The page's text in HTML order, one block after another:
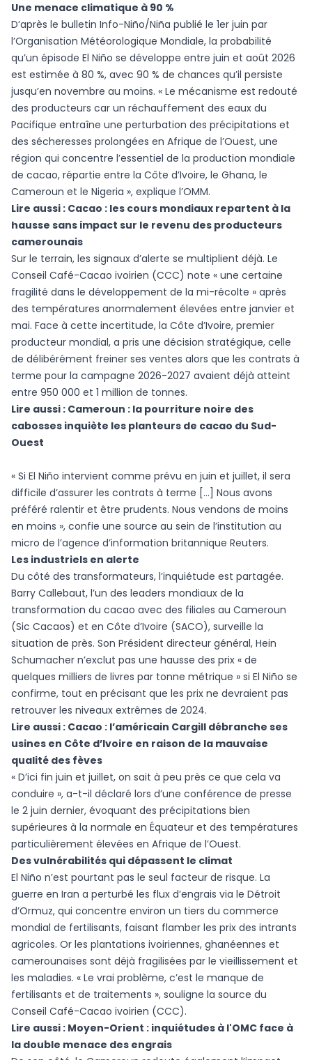
Une menace climatique à 90 %
D’après le bulletin Info-Niño/Niña publié le 1er juin par
l’Organisation Météorologique Mondiale, la probabilité
qu’un épisode El Niño se développe entre juin et août 2026
est estimée à 80 %, avec 90 % de chances qu’il persiste
jusqu’en novembre au moins. « Le mécanisme est redouté
des producteurs car un réchauffement des eaux du
Pacifique entraîne une perturbation des précipitations et
des sécheresses prolongées en Afrique de l’Ouest, une
région qui concentre l’essentiel de la production mondiale
de cacao, répartie entre la Côte d’Ivoire, le Ghana, le
Cameroun et le Nigeria », explique l’OMM.
Lire aussi : Cacao : les cours mondiaux repartent à la
hausse sans impact sur le revenu des producteurs
camerounais
Sur le terrain, les signaux d’alerte se multiplient déjà. Le
Conseil Café-Cacao ivoirien (CCC) note « une certaine
fragilité dans le développement de la mi-récolte » après
des températures anormalement élevées entre janvier et
mai. Face à cette incertitude, la Côte d’Ivoire, premier
producteur mondial, a pris une décision stratégique, celle
de délibérément freiner ses ventes alors que les contrats à
terme pour la campagne 2026-2027 avaient déjà atteint
entre 950 000 et 1 million de tonnes.
Lire aussi : Cameroun : la pourriture noire des
cabosses inquiète les planteurs de cacao du Sud-
Ouest
« Si El Niño intervient comme prévu en juin et juillet, il sera
difficile d’assurer les contrats à terme […] Nous avons
préféré ralentir et être prudents. Nous vendons de moins
en moins », confie une source au sein de l’institution au
micro de l’agence d’information britannique Reuters.
Les industriels en alerte
Du côté des transformateurs, l’inquiétude est partagée.
Barry Callebaut, l’un des leaders mondiaux de la
transformation du cacao avec des filiales au Cameroun
(Sic Cacaos) et en Côte d’Ivoire (SACO), surveille la
situation de près. Son Président directeur général, Hein
Schumacher n’exclut pas une hausse des prix « de
quelques milliers de livres par tonne métrique » si El Niño se
confirme, tout en précisant que les prix ne devraient pas
retrouver les niveaux extrêmes de 2024.
Lire aussi : Cacao : l’américain Cargill débranche ses
usines en Côte d’Ivoire en raison de la mauvaise
qualité des fèves
« D’ici fin juin et juillet, on sait à peu près ce que cela va
conduire », a-t-il déclaré lors d’une conférence de presse
le 2 juin dernier, évoquant des précipitations bien
supérieures à la normale en Équateur et des températures
particulièrement élevées en Afrique de l’Ouest.
Des vulnérabilités qui dépassent le climat
El Niño n’est pourtant pas le seul facteur de risque. La
guerre en Iran a perturbé les flux d’engrais via le Détroit
d’Ormuz, qui concentre environ un tiers du commerce
mondial de fertilisants, faisant flamber les prix des intrants
agricoles. Or les plantations ivoiriennes, ghanéennes et
camerounaises sont déjà fragilisées par le vieillissement et
les maladies. « Le vrai problème, c’est le manque de
fertilisants et de traitements », souligne la source du
Conseil Café-Cacao ivoirien (CCC).
Lire aussi : Moyen-Orient : inquiétudes à l'OMC face à
la double menace des engrais